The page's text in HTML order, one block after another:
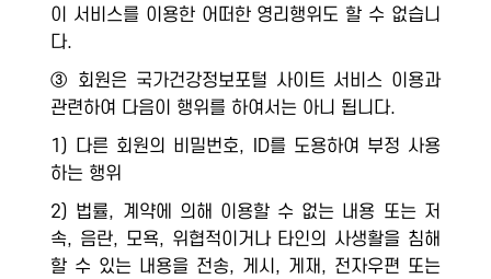
이 서비스를 이용한 어떠한 영리행위도 할 수 없습니
다.
③ 회원은 국가건강정보포털 사이트 서비스 이용과
관련하여 다음이 행위를 하여서는 아니 됩니다.
1) 다른 회원의 비밀번호, ID를 도용하여 부정 사용
하는 행위
2) 법률, 계약에 의해 이용할 수 없는 내용 또는 저
속, 음란, 모욕, 위협적이거나 타인의 사생활을 침해
할 수 있는 내용을 전송, 게시, 게재, 전자우편 또는